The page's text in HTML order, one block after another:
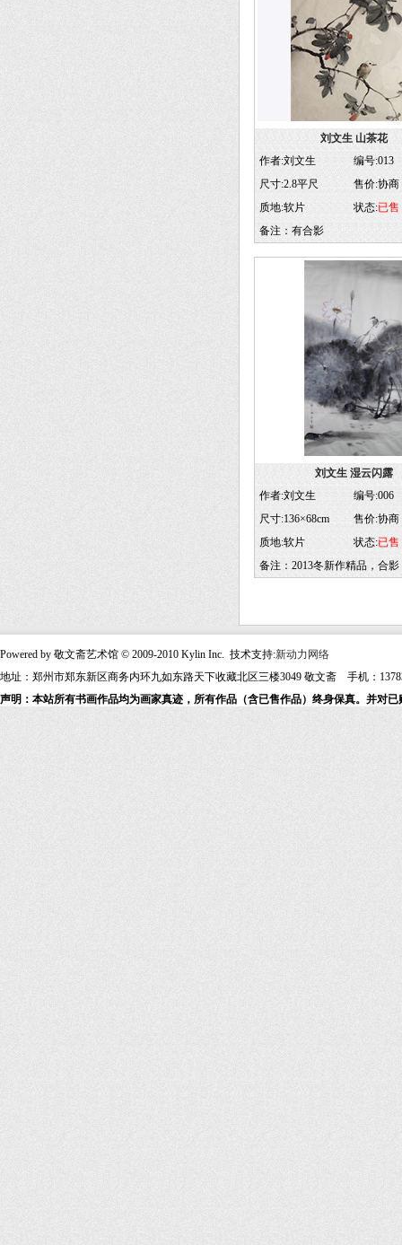
刘文生 山茶花
作者:刘文生
编号:013
尺寸:2.8平尺
售价:协商
质地:软片
状态:已售
备注：有合影
刘文生 湿云闪露
作者:刘文生
编号:006
尺寸:136×68cm
售价:协商
质地:软片
状态:已售
备注：2013冬新作精品，合影
Powered by 敬文斋艺术馆 © 2009-2010 Kylin Inc. 技术支持:新动力网络
地址：郑州市郑东新区商务内环九如东路天下收藏北区三楼3049 敬文斋 手机：
声明：本站所有书画作品均为画家真迹，所有作品（含已售作品）终身保真。并对